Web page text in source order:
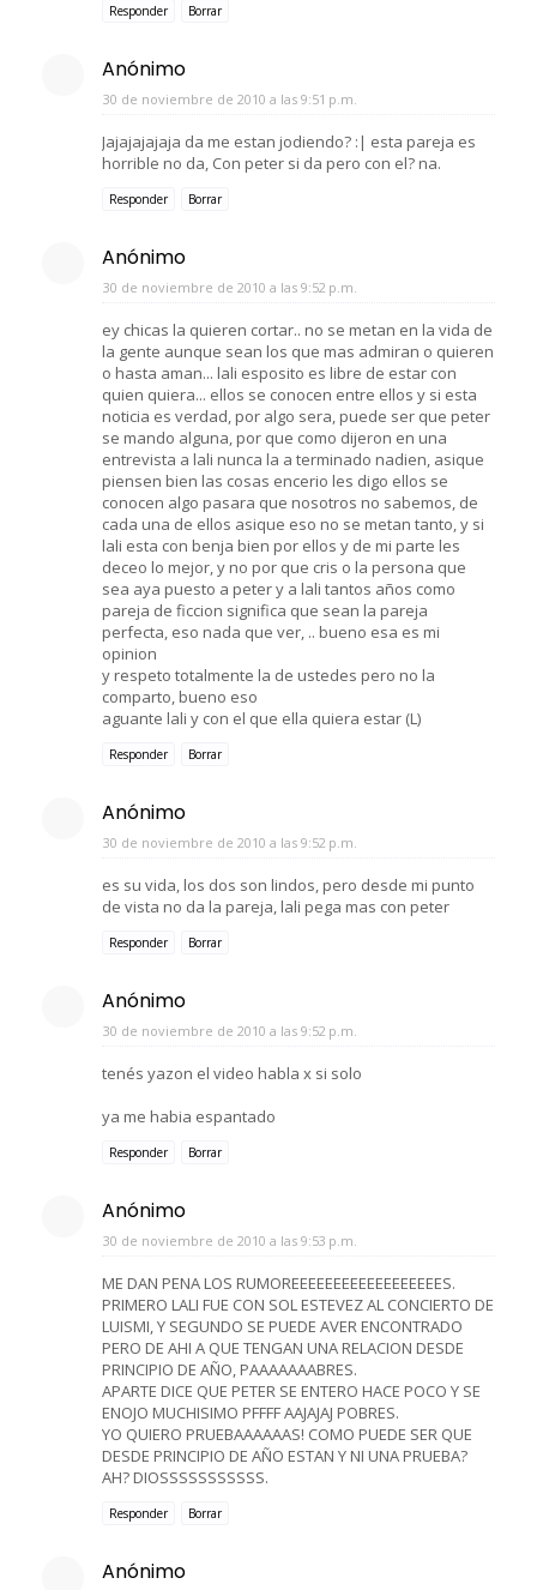
Responder Borrar
Anónimo
30 de noviembre de 2010 a las 9:51 p.m.
Jajajajajaja da me estan jodiendo? :| esta pareja es
horrible no da, Con peter si da pero con el? na.
Responder Borrar
Anónimo
30 de noviembre de 2010 a las 9:52 p.m.
ey chicas la quieren cortar.. no se metan en la vida de
la gente aunque sean los que mas admiran o quieren
o hasta aman... lali esposito es libre de estar con
quien quiera... ellos se conocen entre ellos y si esta
noticia es verdad, por algo sera, puede ser que peter
se mando alguna, por que como dijeron en una
entrevista a lali nunca la a terminado nadien, asique
piensen bien las cosas encerio les digo ellos se
conocen algo pasara que nosotros no sabemos, de
cada una de ellos asique eso no se metan tanto, y si
lali esta con benja bien por ellos y de mi parte les
deceo lo mejor, y no por que cris o la persona que
sea aya puesto a peter y a lali tantos años como
pareja de ficcion significa que sean la pareja
perfecta, eso nada que ver, .. bueno esa es mi
opinion
y respeto totalmente la de ustedes pero no la
comparto, bueno eso
aguante lali y con el que ella quiera estar (L)
Responder Borrar
Anónimo
30 de noviembre de 2010 a las 9:52 p.m.
es su vida, los dos son lindos, pero desde mi punto
de vista no da la pareja, lali pega mas con peter
Responder Borrar
Anónimo
30 de noviembre de 2010 a las 9:52 p.m.
tenés yazon el video habla x si solo
ya me habia espantado
Responder Borrar
Anónimo
30 de noviembre de 2010 a las 9:53 p.m.
ME DAN PENA LOS RUMOREEEEEEEEEEEEEEEEEES.
PRIMERO LALI FUE CON SOL ESTEVEZ AL CONCIERTO DE
LUISMI, Y SEGUNDO SE PUEDE AVER ENCONTRADO
PERO DE AHI A QUE TENGAN UNA RELACION DESDE
PRINCIPIO DE AÑO, PAAAAAAABRES.
APARTE DICE QUE PETER SE ENTERO HACE POCO Y SE
ENOJO MUCHISIMO PFFFF AAJAJAJ POBRES.
YO QUIERO PRUEBAAAAAAS! COMO PUEDE SER QUE
DESDE PRINCIPIO DE AÑO ESTAN Y NI UNA PRUEBA?
AH? DIOSSSSSSSSSSS.
Responder Borrar
Anónimo